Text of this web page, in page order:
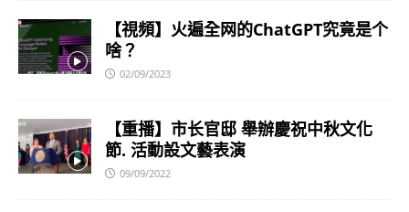
【視頻】火遍全网的ChatGPT究竟是个
啥？
02/09/2023
【重播】市长官邸 舉辦慶祝中秋文化
節. 活動設文藝表演
09/09/2022